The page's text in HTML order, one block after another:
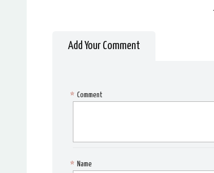
Add Your Comment
Comment
*
Name
*